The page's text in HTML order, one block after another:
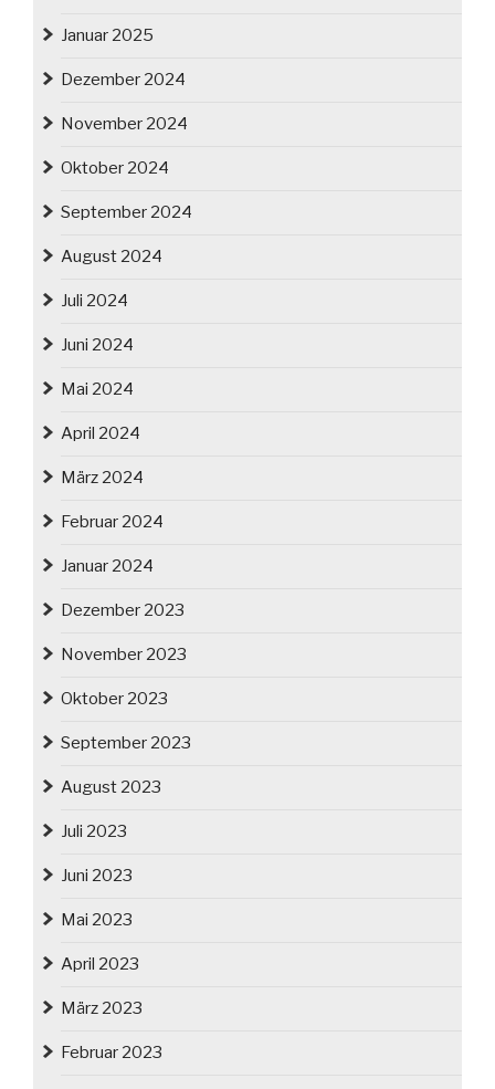
Januar 2025
Dezember 2024
November 2024
Oktober 2024
September 2024
August 2024
Juli 2024
Juni 2024
Mai 2024
April 2024
März 2024
Februar 2024
Januar 2024
Dezember 2023
November 2023
Oktober 2023
September 2023
August 2023
Juli 2023
Juni 2023
Mai 2023
April 2023
März 2023
Februar 2023